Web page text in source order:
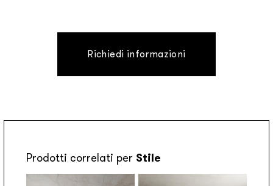
Richiedi informazioni
Prodotti correlati per Stile